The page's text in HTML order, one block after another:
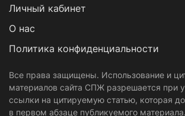
Личный кабинет
О нас
Политика конфиденциальности
Все права защищены. Использование и
материалов сайта СПЖ разрешается при
ссылки на цитируемую статью, которая
в первом абзаце публикуемого